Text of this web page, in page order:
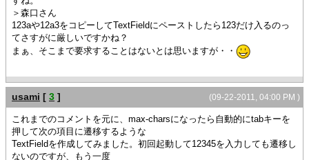
}
}
}
{value
tf
＞森口さん
123aや12a3をコピーしてTextFieldにペーストしたら123だけ入るのっ
てさすがに厳しいですかね？
まぁ、そこまで要求することはないとは思いますが・・
(09-22-2011, 04:00 PM )
usami [ 3 ]
これまでのコメントを元に、max-charsになったら自動的にtabキーを
押して次の項目に遷移するような
TextFieldを作成してみました。初回起動して12345を入力しても遷移し
ないのですが、もう一度